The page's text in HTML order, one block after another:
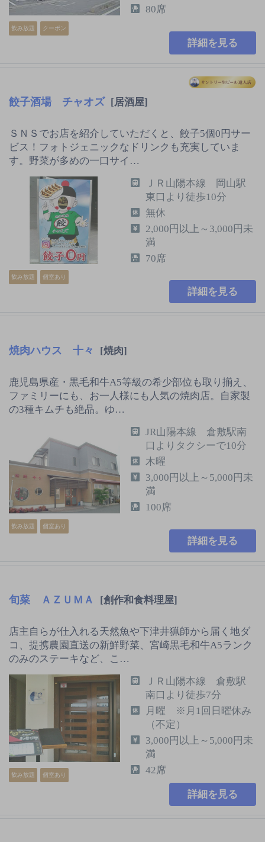
飲み放題 クーポン
80席
詳細を見る
餃子酒場 チャオズ [居酒屋]
ＳＮＳでお店を紹介していただくと、餃子5個0円サー
ビス！フォトジェニックなドリンクも充実していま
す。野菜が多めの一口サイ…
飲み放題 個室あり
ＪＲ山陽本線 岡山駅
東口より徒歩10分
無休
2,000円以上～3,000円未
満
70席
詳細を見る
焼肉ハウス 十々 [焼肉]
鹿児島県産・黒毛和牛A5等級の希少部位も取り揃え、
ファミリーにも、お一人様にも人気の焼肉店。自家製
の3種キムチも絶品。ゆ…
飲み放題 個室あり
JR山陽本線 倉敷駅南
口よりタクシーで10分
木曜
3,000円以上～5,000円未
満
100席
詳細を見る
旬菜 ＡＺＵＭＡ [創作和食料理屋]
店主自らが仕入れる天然魚や下津井猟師から届く地ダ
コ、提携農園直送の新鮮野菜、宮崎黒毛和牛A5ランク
のみのステーキなど、こ…
飲み放題 個室あり
ＪＲ山陽本線 倉敷駅
南口より徒歩7分
月曜 ※月1回日曜休み
（不定）
3,000円以上～5,000円未
満
42席
詳細を見る